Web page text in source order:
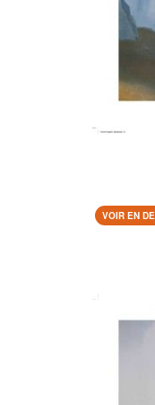
VOIR EN